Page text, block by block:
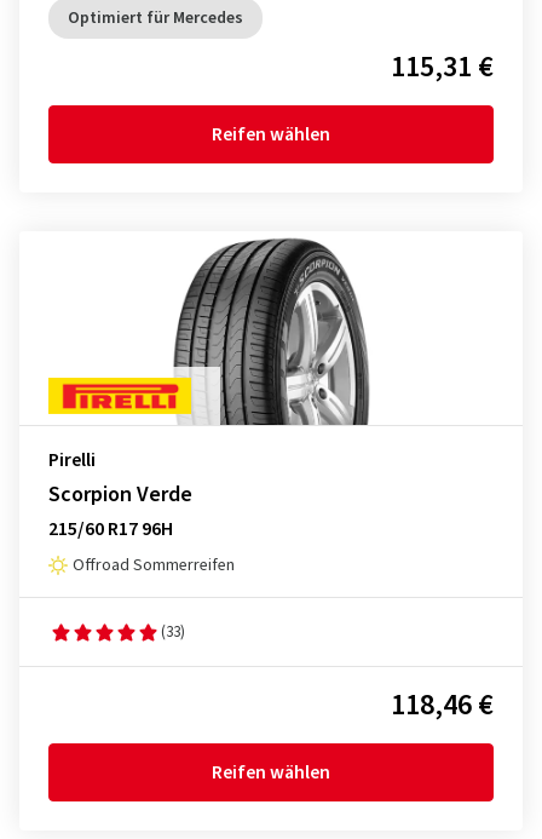
Optimiert für Mercedes
115,31 €
Reifen wählen
Pirelli
Scorpion Verde
215/60 R17 96H
Offroad Sommerreifen
(33)
118,46 €
Reifen wählen